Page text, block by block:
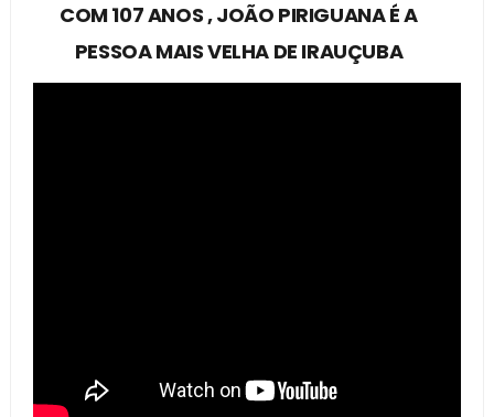
COM 107 ANOS , JOÃO PIRIGUANA É A
PESSOA MAIS VELHA DE IRAUÇUBA